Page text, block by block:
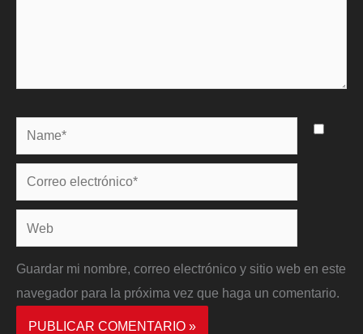
Name*
Correo
electrónico*
Web
Guardar mi nombre, correo electrónico y sitio web en este
navegador para la próxima vez que haga un comentario.